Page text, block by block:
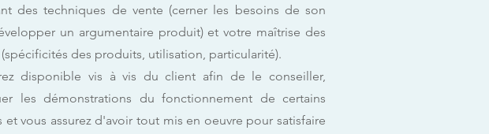
des techniques de vente (cerner les besoins de son
un argumentaire produit) et votre maîtrise des
des produits, utilisation, particularité).
disponible vis à vis du client afin de le conseiller,
les démonstrations du fonctionnement de certains
et vous assurez d'avoir tout mis en oeuvre pour satisfaire